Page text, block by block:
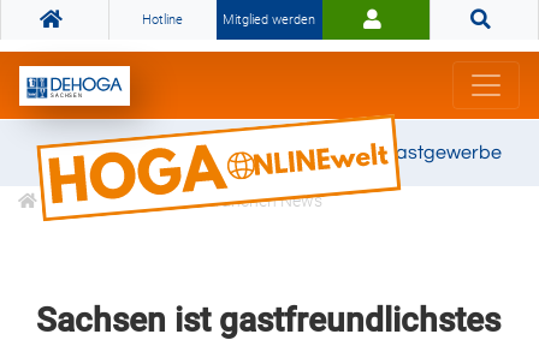
Hotline Mitglied werden
Gemeinsam stark für das Gastgewerbe
Informationen Branchen News
Sachsen ist gastfreundlichstes